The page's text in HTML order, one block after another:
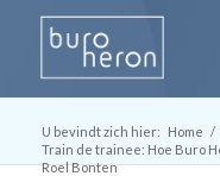
U bevindt zich hier: Home /
Train de trainee: Hoe Buro
Roel Bonten